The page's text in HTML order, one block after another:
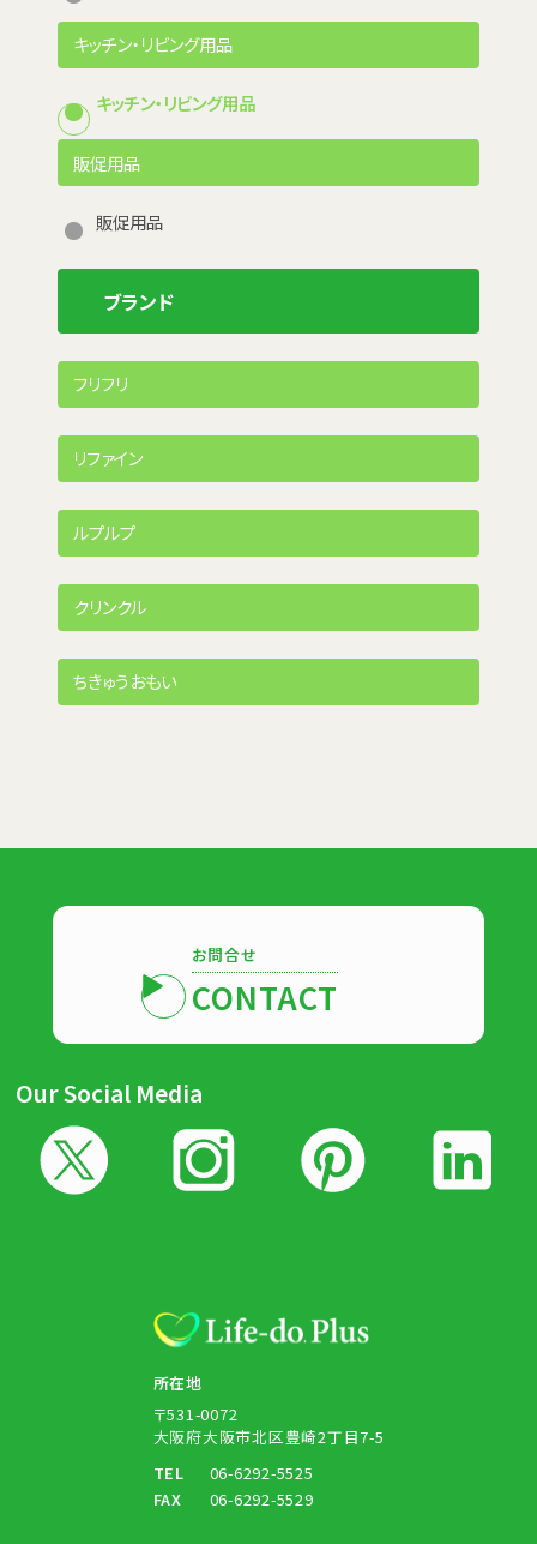
キッチン・リビング用品
キッチン・リビング用品
販促用品
販促用品
ブランド
フリフリ
リファイン
ルプルプ
クリンクル
ちきゅうおもい
お問合せ
CONTACT
Our Social Media
所在地
〒531-0072
大阪府大阪市北区豊崎2丁目7-5
TEL
06-6292-5525
FAX
06-6292-5529